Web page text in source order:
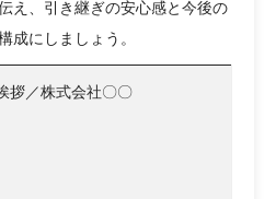
え、引き継ぎの安心感と今後の
成にしましょう。
拶／株式会社〇〇